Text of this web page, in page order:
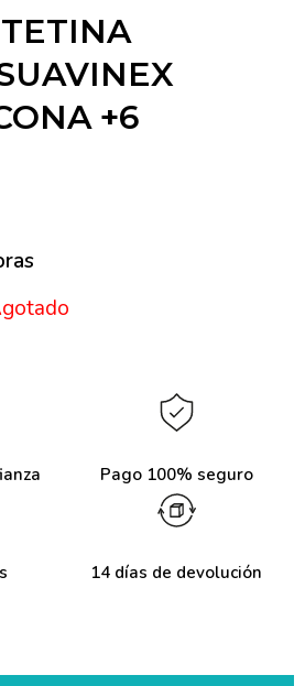
+6
Pago 100% seguro
14 días de devolución